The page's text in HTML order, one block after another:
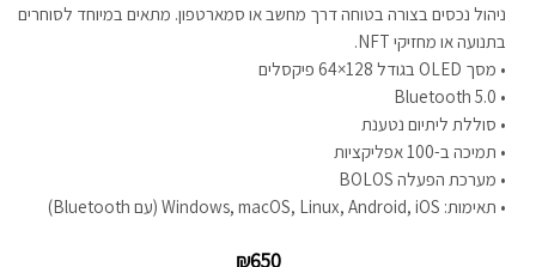
ניהול נכסים בצורה בטוחה דרך מחשב או סמארטפון. מתאים במיוחד לסוחרים
בתנועה או מחזיקי NFT.
• מסך OLED בגודל 128×64 פיקסלים
• סוללת ליתיום נטענת
• תמיכה ב-100 אפליקציות
• מערכת הפעלה BOLOS
• תאימות: Windows, macOS, Linux, Android, iOS (עם Bluetooth)
₪650